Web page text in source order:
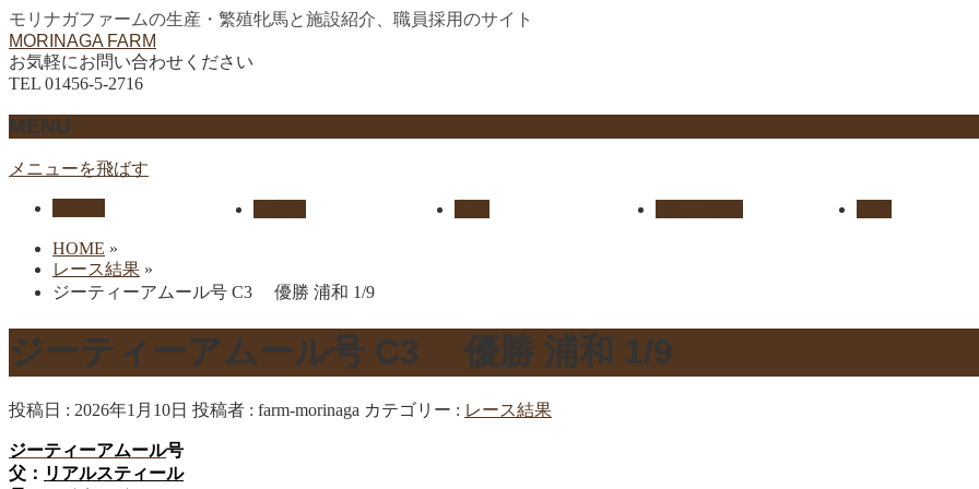
モリナガファームの生産・繁殖牝馬と施設紹介、職員採用のサイト
MORINAGA FARM
お気軽にお問い合わせください
TEL 01456-5-2716
MENU
メニューを飛ばす
HOME »
レース結果 »
ジーティーアムール号 C3 優勝 浦和 1/9
ジーティーアムール号 C3 優勝 浦和 1/9
投稿日 : 2026年1月10日 投稿者 : farm-morinaga カテゴリー : レース結果
ジーティーアムール号
父： リアルスティール